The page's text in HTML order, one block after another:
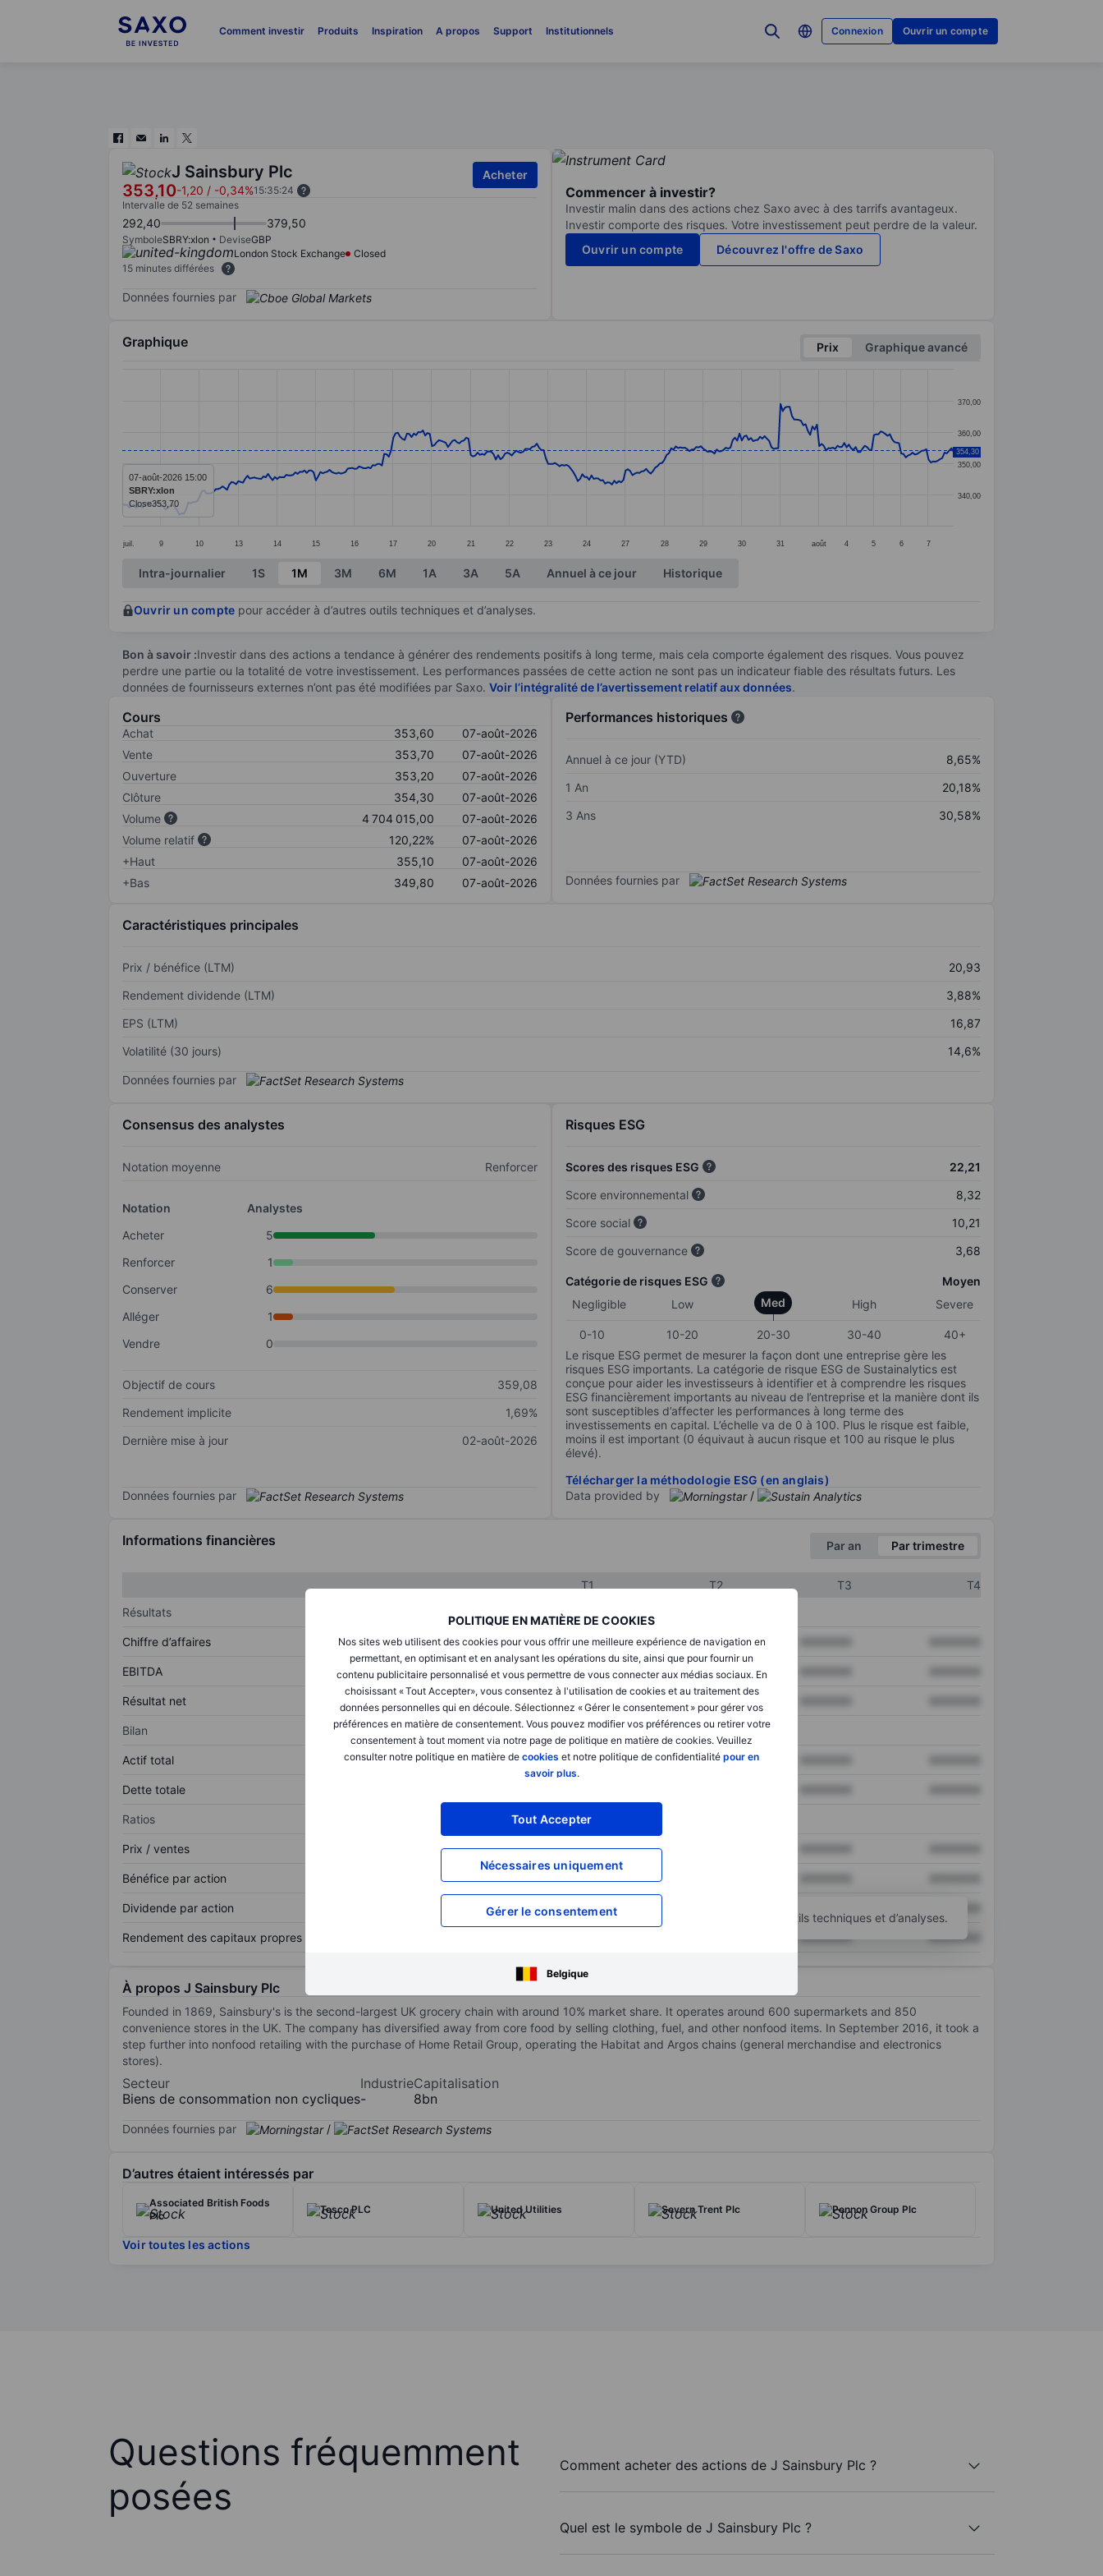
Comment investir Produits Inspiration A propos Support Institutionnels Connexion Ouvrir un compte
POLITIQUE EN MATIÈRE DE COOKIES
Nos sites web utilisent des cookies pour vous offrir une meilleure expérience de navigation en
permettant, en optimisant et en analysant les opérations du site, ainsi que pour fournir un
contenu publicitaire personnalisé et vous permettre de vous connecter aux médias sociaux. En
choisissant « Tout Accepter», vous consentez à l'utilisation de cookies et au traitement des
données personnelles qui en découle. Sélectionnez « Gérer le consentement » pour gérer vos
préférences en matière de consentement. Vous pouvez modifier vos préférences ou retirer votre
consentement à tout moment via notre page de politique en matière de cookies. Veuillez
consulter notre politique en matière de cookies et notre politique de confidentialité pour en
savoir plus.
Tout Accepter
Nécessaires uniquement
Gérer le consentement
Belgique
J Sainsbury Plc
353,10-1,20 / -0,34%15:35:24
Acheter
Intervalle de 52 semaines
292,40 379,50
SymboleSBRY:xlon DeviseGBP
London Stock Exchange
Closed
15 minutes différées
Données fournies par
Commencer à investir?
Investir malin dans des actions chez Saxo avec à des tarrifs avantageux.
Investir comporte des risques. Votre investissement peut perdre de la valeur.
Ouvrir un compte
Découvrez l'offre de Saxo
Graphique Prix
Graphique avancé
The chart has 1 X axis displaying categories.
The chart has 1 Y axis displaying values. Data ranges from 333.5 to 369.
juil. 9 10 13 14 15 16 17 20 21 22 23 24 27 28 29 30 31 août 4 5 6 7
340,00
350,00
360,00
370,00
354,30
07-août-2026 15:00
SBRY:xlon
Close353,70
End of interactive chart.
Intra-journalier 1S 1M 3M 6M 1A 3A 5A Annuel à ce jour Historique
Ouvrir un compte pour accéder à d’autres outils techniques et d’analyses.
Bon à savoir :Investir dans des actions a tendance à générer des rendements positifs à long terme, mais cela comporte également des risques. Vous pouvez
perdre une partie ou la totalité de votre investissement. Les performances passées de cette action ne sont pas un indicateur fiable des résultats futurs. Les
données de fournisseurs externes n’ont pas été modifiées par Saxo. Voir l’intégralité de l’avertissement relatif aux données.
Cours
Achat 353,60
07-août-2026
Vente
353,70
07-août-2026
Ouverture
353,20
07-août-2026
Clôture
354,30
07-août-2026
Volume
4 704 015,00
07-août-2026
Volume relatif
120,22%
07-août-2026
+Haut
355,10
07-août-2026
+Bas
349,80 07-août-2026
Performances historiques
Annuel à ce jour (YTD)
8,65%
1 An
20,18%
3 Ans
30,58%
Données fournies par
Caractéristiques principales
Prix / bénéfice (LTM)
20,93
Rendement dividende (LTM)
3,88%
EPS (LTM)
16,87
Volatilité (30 jours)
14,6%
Données fournies par
Consensus des analystes
Notation moyenne Renforcer
Notation
Analystes
Acheter
5
Renforcer
1
Conserver
6
Alléger
1
Vendre
0
Objectif de cours
359,08
Rendement implicite
1,69%
Dernière mise à jour
02-août-2026
Données fournies par
Risques ESG
Scores des risques ESG
22,21
Score environnemental
8,32
Score social
10,21
Score de gouvernance
3,68
Catégorie de risques ESG
Moyen
Negligible
Low Med High Severe
0-10 10-20 20-30 30-40
40+
Le risque ESG permet de mesurer la façon dont une entreprise gère les
risques ESG importants. La catégorie de risque ESG de Sustainalytics est
conçue pour aider les investisseurs à identifier et à comprendre les risques
ESG financièrement importants au niveau de l’entreprise et la manière dont ils
sont susceptibles d’affecter les performances à long terme des
investissements en capital. L’échelle va de 0 à 100. Plus le risque est faible,
moins il est important (0 équivaut à aucun risque et 100 au risque le plus
élevé).
Télécharger la méthodologie ESG (en anglais)
Data provided by
/
Informations financières Par an Par trimestre
T1 T2 T3
T4
Résultats
Chiffre d’affaires XXXXXXX XXXXXXX
EBITDA XXXXXXX XXXXXXX
Résultat net XXXXXXX
Bilan
Actif total XXXXXXX XXXXXXX
Dette totale
Ratios
Prix / ventes XXXXXXX
Bénéfice par action XXXXXXX
Dividende par action XXXXXXX
Rendement des capitaux propres XXXXXXX XXXXXXX
Ouvrir un compte pour accéder à d’autres outils techniques et d’analyses.
À propos J Sainsbury Plc
Founded in 1869, Sainsbury's is the second-largest UK grocery chain with around 10% market share. It operates around 600 supermarkets and 850
convenience stores in the UK. The company has diversified away from core food by selling clothing, fuel, and other nonfood items. In September 2016, it took a
step further into nonfood retailing with the purchase of Home Retail Group, operating the Habitat and Argos chains (general merchandise and electronics
stores).
Secteur
Biens de consommation non cycliques
Industrie
-
Capitalisation
8bn
Données fournies par /
D’autres étaient intéressés par
Associated British Foods
Plc
Tesco PLC United Utilities Severn Trent Plc Pennon Group Plc
Voir toutes les actions
Questions fréquemment
posées
Comment acheter des actions de J Sainsbury Plc ?
Quel est le symbole de J Sainsbury Plc ?